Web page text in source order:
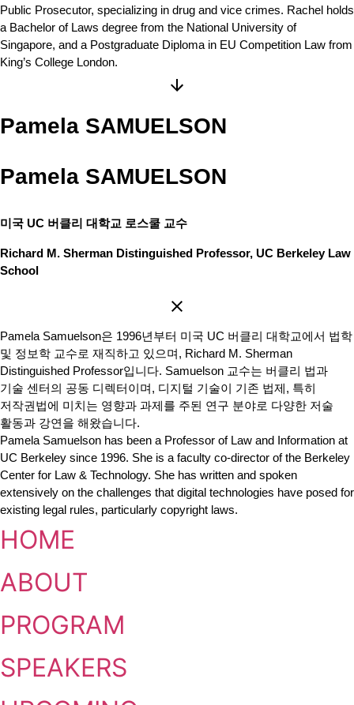
Public Prosecutor, specializing in drug and vice crimes. Rachel holds
a Bachelor of Laws degree from the National University of
Singapore, and a Postgraduate Diploma in EU Competition Law from
King’s College London.
Pamela SAMUELSON
Pamela SAMUELSON
미국 UC 버클리 대학교 로스쿨 교수
Richard M. Sherman Distinguished Professor, UC Berkeley Law
School
Pamela Samuelson은 1996년부터 미국 UC 버클리 대학교에서 법학
및 정보학 교수로 재직하고 있으며, Richard M. Sherman
Distinguished Professor입니다. Samuelson 교수는 버클리 법과
기술 센터의 공동 디렉터이며, 디지털 기술이 기존 법제, 특히
저작권법에 미치는 영향과 과제를 주된 연구 분야로 다양한 저술
활동과 강연을 해왔습니다.
Pamela Samuelson has been a Professor of Law and Information at
UC Berkeley since 1996. She is a faculty co-director of the Berkeley
Center for Law & Technology. She has written and spoken
extensively on the challenges that digital technologies have posed for
existing legal rules, particularly copyright laws.
HOME
ABOUT
PROGRAM
SPEAKERS